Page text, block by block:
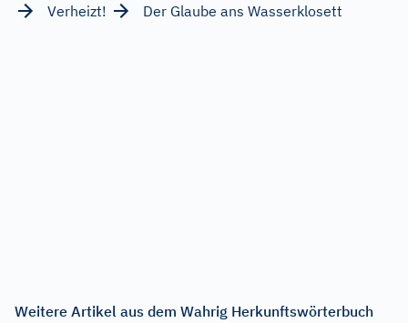
Verheizt!
Der Glaube ans Wasserklosett
Weitere Artikel aus dem Wahrig Herkunftswörterbuch